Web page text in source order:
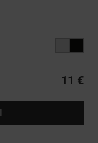
11 €